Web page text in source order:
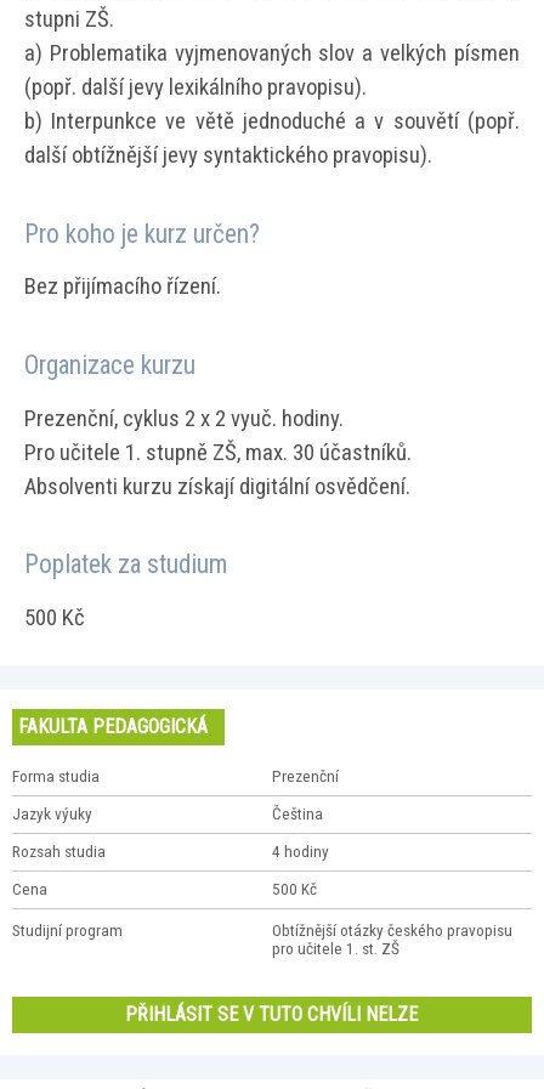
stupni ZŠ.
a) Problematika vyjmenovaných slov a velkých písmen
(popř. další jevy lexikálního pravopisu).
b) Interpunkce ve větě jednoduché a v souvětí (popř.
další obtížnější jevy syntaktického pravopisu).
Pro koho je kurz určen?
Bez přijímacího řízení.
Organizace kurzu
Prezenční, cyklus 2 x 2 vyuč. hodiny.
Pro učitele 1. stupně ZŠ, max. 30 účastníků.
Absolventi kurzu získají digitální osvědčení.
Poplatek za studium
500 Kč
FAKULTA PEDAGOGICKÁ
Forma studia Prezenční
Jazyk výuky Čeština
Rozsah studia 4 hodiny
Cena 500 Kč
Studijní program
Obtížnější otázky českého pravopisu
pro učitele 1. st. ZŠ
PŘIHLÁSIT SE V TUTO CHVÍLI NELZE